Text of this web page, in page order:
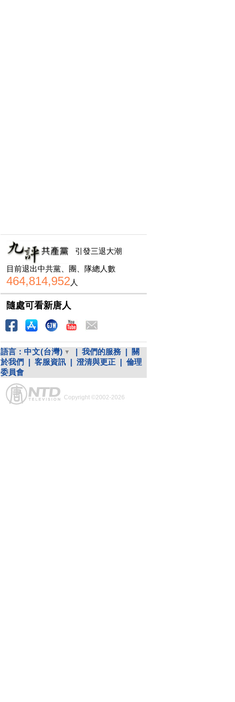
引發三退大潮
目前退出中共黨、團、隊總人數
464,814,952 人
隨處可看新唐人
語言： 中文(台灣) 我們的服務
關
於我們
客服資訊 澄清與更正
倫理
委員會
Copyright ©2002-2026